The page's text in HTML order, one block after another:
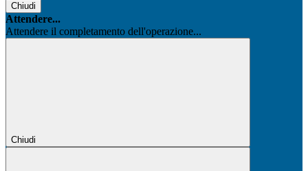
Chiudi
Attendere...
Attendere il completamento dell'operazione...
Chiudi